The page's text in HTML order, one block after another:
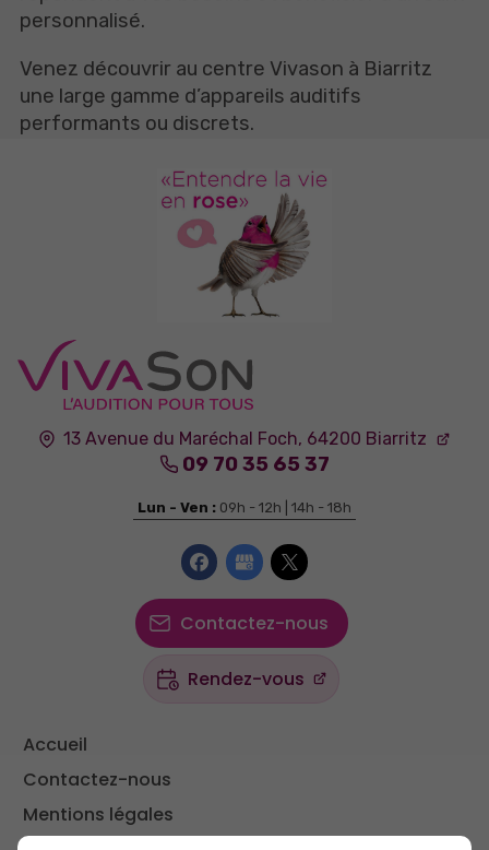
personnalisé.
Venez découvrir au centre Vivason à Biarritz
une large gamme d’appareils auditifs
performants ou discrets.
13 Avenue du Maréchal Foch, 64200 Biarritz
09 70 35 65 37
Lun - Ven : 09h - 12h | 14h - 18h
Contactez-nous
Rendez-vous
Accueil
Contactez-nous
Mentions légales